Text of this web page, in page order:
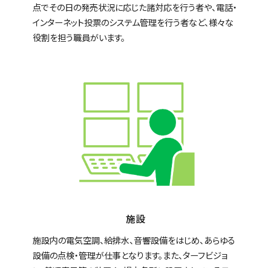
点でその日の発売状況に応じた諸対応を行う者や、電話・
インターネット投票のシステム管理を行う者など、様々な
役割を担う職員がいます。
施設
施設内の電気空調、給排水、音響設備をはじめ、あらゆる
設備の点検・管理が仕事となります。また、ターフビジョ